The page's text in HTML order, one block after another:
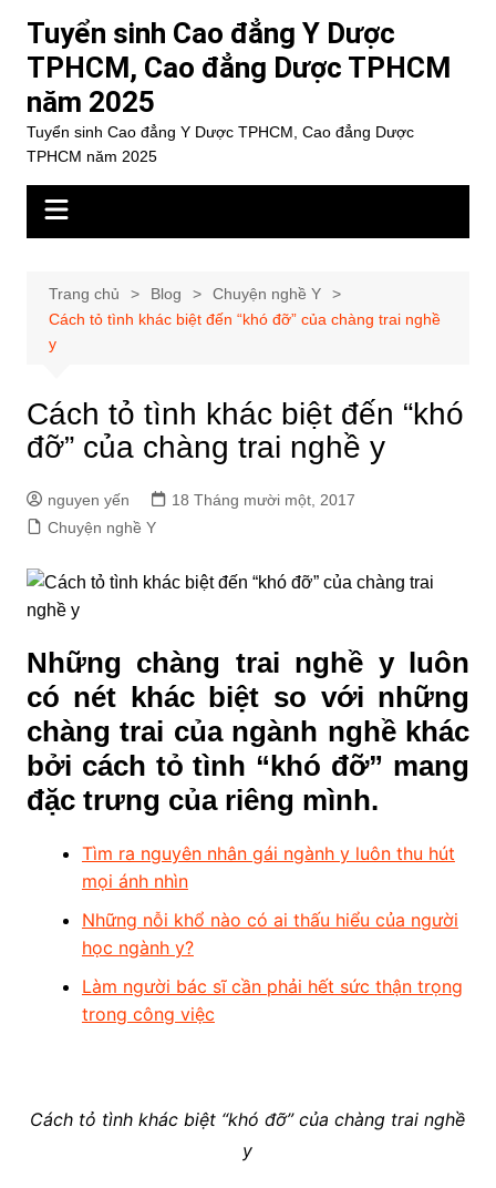
dung
Tuyển sinh Cao đẳng Y Dược
TPHCM, Cao đẳng Dược TPHCM
năm 2025
Tuyển sinh Cao đẳng Y Dược TPHCM, Cao đẳng Dược
TPHCM năm 2025
Trang chủ Blog
Chuyện nghề Y
Cách tỏ tình khác biệt đến “khó đỡ” của chàng trai nghề
y
Cách tỏ tình khác biệt đến “khó
đỡ” của chàng trai nghề y
nguyen yến
18 Tháng mười một, 2017
Chuyện nghề Y
Những chàng trai nghề y luôn
có nét khác biệt so với những
chàng trai của ngành nghề khác
bởi cách tỏ tình “khó đỡ” mang
đặc trưng của riêng mình.
Tìm ra nguyên nhân gái ngành y luôn thu hút
mọi ánh nhìn
Những nỗi khổ nào có ai thấu hiểu của người
học ngành y?
Làm người bác sĩ cần phải hết sức thận trọng
trong công việc
Cách tỏ tình khác biệt “khó đỡ” của chàng trai nghề
y